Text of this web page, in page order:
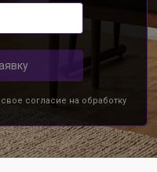
согласие на обработку